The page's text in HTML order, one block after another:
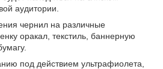
аудитории.
чернил на различные
оракал, текстиль, баннерную
под действием ультрафиолета,